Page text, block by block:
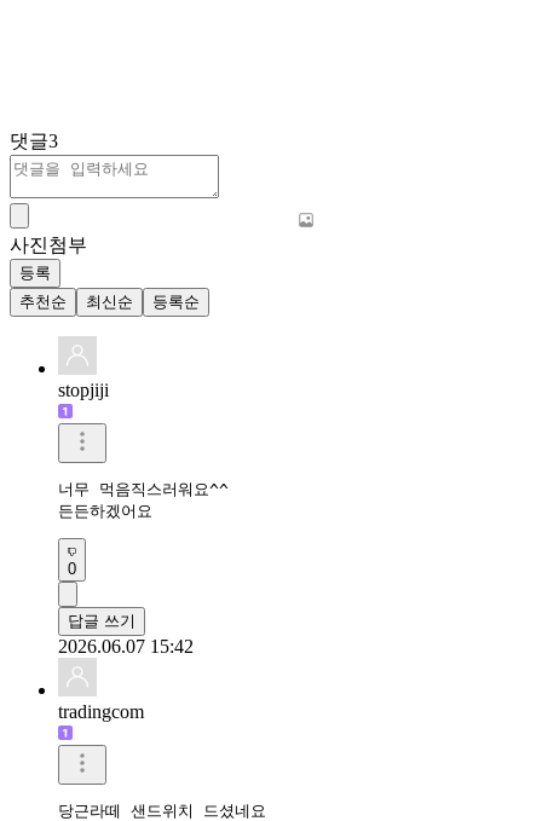
댓글3
사진첨부
등록
추천순
최신순 등록순
stopjiji
너무 먹음직스러워요^^
0
답글 쓰기
2026.06.07 15:42
tradingcom
당근라떼 샌드위치 드셨네요